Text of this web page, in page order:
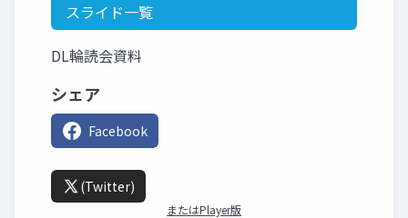
スライド一覧
DL輪読会資料
シェア
Facebook
(Twitter)
またはPlayer版